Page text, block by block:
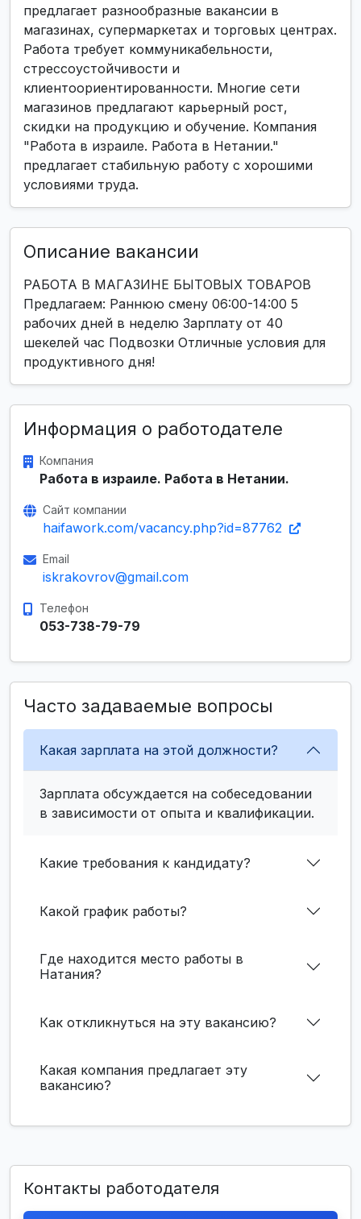
предлагает разнообразные вакансии в
магазинах, супермаркетах и торговых центрах.
Работа требует коммуникабельности,
стрессоустойчивости и
клиентоориентированности. Многие сети
магазинов предлагают карьерный рост,
скидки на продукцию и обучение. Компания
"Работа в израиле. Работа в Нетании."
предлагает стабильную работу с хорошими
условиями труда.
Описание вакансии
РАБОТА В МАГАЗИНЕ БЫТОВЫХ ТОВАРОВ
Предлагаем: Раннюю смену 06:00-14:00 5
рабочих дней в неделю Зарплату от 40
шекелей час Подвозки Отличные условия для
продуктивного дня!
Информация о работодателе
Компания
Работа в израиле. Работа в Нетании.
Сайт компании
haifawork.com/vacancy.php?id=87762
Email
iskrakovrov@gmail.com
Телефон
053-738-79-79
Часто задаваемые вопросы
Какая зарплата на этой должности?
Зарплата обсуждается на собеседовании
в зависимости от опыта и квалификации.
Какие требования к кандидату?
Какой график работы?
Где находится место работы в
Натания?
Как откликнуться на эту вакансию?
Какая компания предлагает эту
вакансию?
Контакты работодателя